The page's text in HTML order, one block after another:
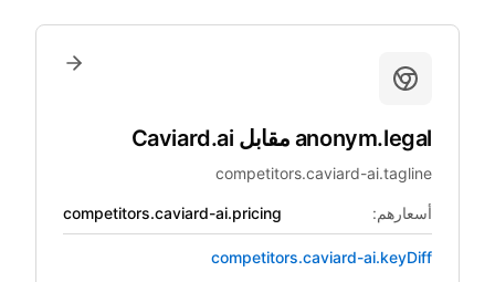
anonym.legal مقابل Caviard.ai
competitors.caviard-ai.tagline
أسعارهم: competitors.caviard-ai.pricing
competitors.caviard-ai.keyDiff